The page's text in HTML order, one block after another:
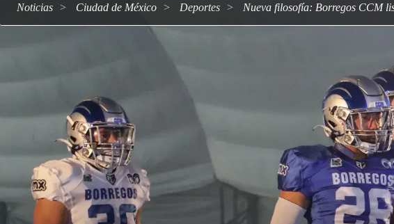
Noticias Ciudad de México deportes Nueva filosofía: Borregos CCM